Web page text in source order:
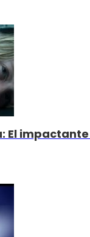
El